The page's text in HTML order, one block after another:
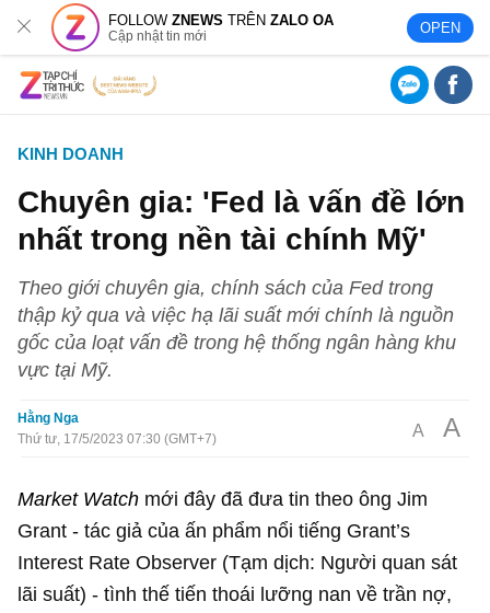
FOLLOWZNEWS TRÊNZALO OA
Cập nhật tin mới OPEN
KINH DOANH
Chuyên gia: 'Fed là vấn đề lớn
nhất trong nền tài chính Mỹ'
Theo giới chuyên gia, chính sách của Fed trong
thập kỷ qua và việc hạ lãi suất mới chính là nguồn
gốc của loạt vấn đề trong hệ thống ngân hàng khu
vực tại Mỹ.
Hằng Nga
Thứ tư, 17/5/2023 07:30 (GMT+7)
A A
Market Watch mới đây đã đưa tin theo ông Jim
Grant - tác giả của ấn phẩm nổi tiếng Grant’s
Interest Rate Observer (Tạm dịch: Người quan sát
lãi suất) - tình thế tiến thoái lưỡng nan về trần nợ,